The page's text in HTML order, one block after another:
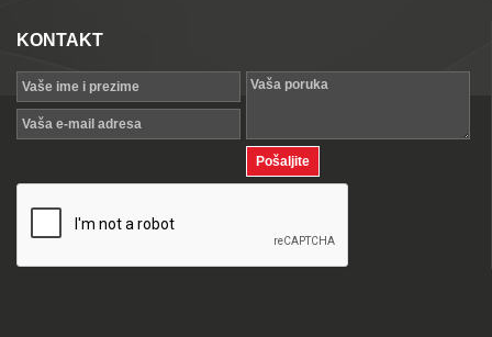
KONTAKT